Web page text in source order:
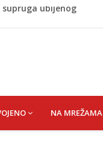
sam poniženje
ubijenog
NA MREŽAMA